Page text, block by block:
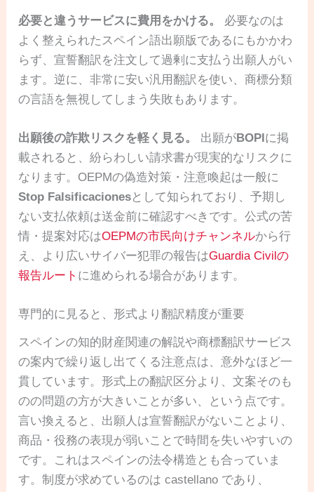
必要と違うサービスに費用をかける。
必要なのは
よく整えられたスペイン語出願版であるにもかかわ
らず、宣誓翻訳を注文して過剰に支払う出願人がい
ます。逆に、非常に安い汎用翻訳を使い、商標分類
の言語を無視してしまう失敗もあります。
出願後の詐欺リスクを軽く見る。 出願がBOPI に掲
載されると、紛らわしい請求書が現実的なリスクに
なります。OEPMの偽造対策・注意喚起は一般に
Stop Falsificacionesとして知られており、予期し
ない支払依頼は送金前に確認すべきです。公式の苦
情・提案対応はOEPMの市民向けチャンネルから行
え、より広いサイバー犯罪の報告はGuardia Civilの
報告ルート に進められる場合があります。
専門的に見ると、形式より翻訳精度が重要
スペインの知的財産関連の解説や商標翻訳サービス
の案内で繰り返し出てくる注意点は、意外なほど一
貫しています。形式上の翻訳区分より、文案そのも
のの問題の方が大きいことが多い、という点です。
言い換えると、出願人は宣誓翻訳がないことより、
商品・役務の表現が弱いことで時間を失いやすいの
です。これはスペインの法令構造とも合っていま
す。制度が求めているのは castellano であり、